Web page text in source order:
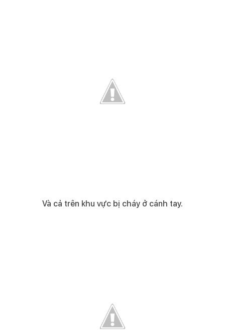
Và cả trên khu vực bị cháy ở cánh tay.​